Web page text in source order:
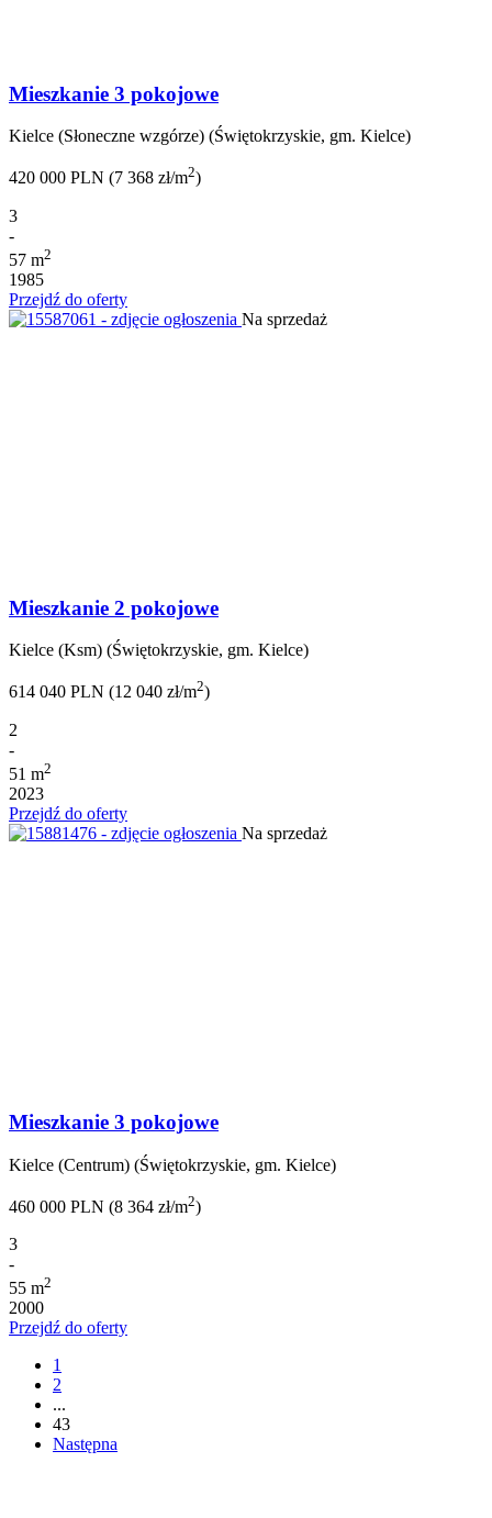
Mieszkanie 3 pokojowe
Kielce (Słoneczne wzgórze) (Świętokrzyskie, gm. Kielce)
420 000 PLN (7 368 zł/m2)
3
-
57 m2
1985
Przejdź do oferty
Na sprzedaż
Mieszkanie 2 pokojowe
Kielce (Ksm) (Świętokrzyskie, gm. Kielce)
614 040 PLN (12 040 zł/m2)
2
-
51 m2
2023
Przejdź do oferty
Na sprzedaż
Mieszkanie 3 pokojowe
Kielce (Centrum) (Świętokrzyskie, gm. Kielce)
460 000 PLN (8 364 zł/m2)
3
-
55 m2
2000
Przejdź do oferty
1
2
...
43
Następna